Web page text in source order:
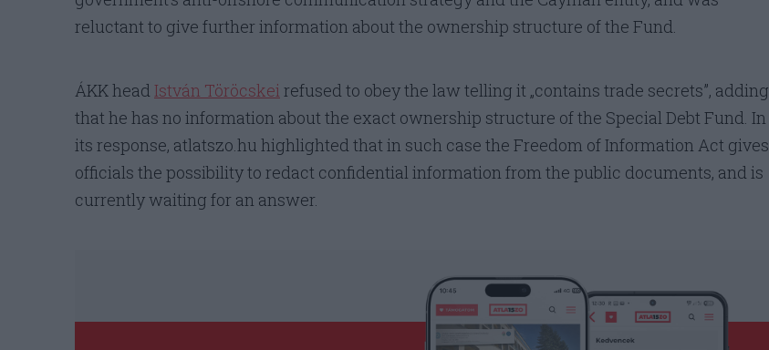
reluctant to give further information about the ownership structure of the Fund.
ÁKK head István Töröcskei refused to obey the law telling it „contains trade secrets”, adding
that he has no information about the exact ownership structure of the Special Debt Fund. In
its response, atlatszo.hu highlighted that in such case the Freedom of Information Act gives
officials the possibility to redact confidential information from the public documents, and is
currently waiting for an answer.